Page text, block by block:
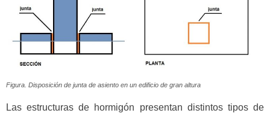
Figura. Disposición de junta de asiento en un edificio de gran altura
Las estructuras de hormigón presentan distintos tipos de